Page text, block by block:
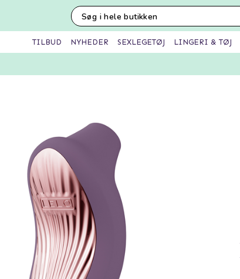
TILBUD NYHEDER SEXLEGETØJ LINGERI & TØJ